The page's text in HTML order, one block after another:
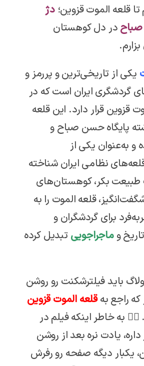
قلعه الموت قزوین؛دژ
صباح در دل کوهستان
یکی از تاریخی‌ترین و پررمز و
گردشگری ایران است که در
قزوین قرار دارد. این قلعه
پایگاه حسن صباح و
و به‌عنوان یکی از
نظامی ایران شناخته
بکر، کوهستان‌های
قلعه الموت را به
برای گردشگران و
وماجراجویی تبدیل کرده
باید فیلترشکنت رو روشن
که راجع بهقلعه الموت قزوین
به خاطر اینکه فیلم در
یادت نره بعد از روشن
یکبار دیگه صفحه رو رفرش